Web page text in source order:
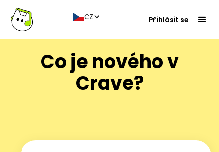
CZ Přihlásit se
Co je nového v
Crave?